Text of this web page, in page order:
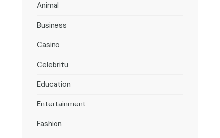
Animal
Business
Casino
Celebritu
Education
Entertainment
Fashion